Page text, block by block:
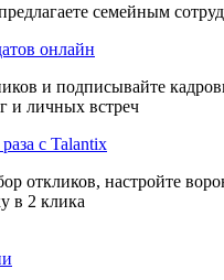
семейным
онлайн
и подписывайте
и личных встреч
с Talantix
откликов, настройте
в 2 клика